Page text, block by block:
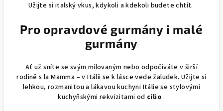
Užijte si italský vkus, kdykoli a kdekoli budete chtít.
Pro opravdové gurmány i malé
gurmány
Ať už sníte se svým milovaným nebo odpočíváte v širší
rodině s la Mamma – v Itálii se k lásce vede žaludek. Užijte si
lehkou, rozmanitou a lákavou kuchyni Itálie se stylovými
kuchyňskými rekvizitami od cilio .